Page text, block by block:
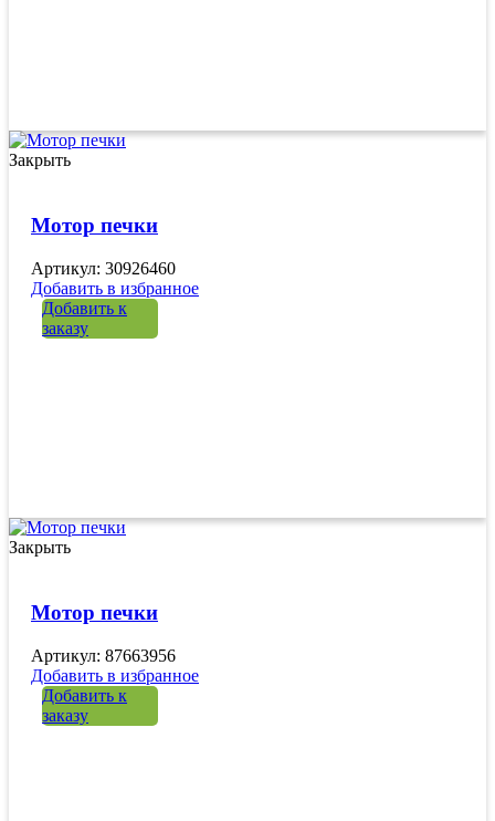
Закрыть
Мотор печки
Артикул: 30926460
Добавить в избранное
Добавить к
заказу
Закрыть
Мотор печки
Артикул: 87663956
Добавить в избранное
Добавить к
заказу